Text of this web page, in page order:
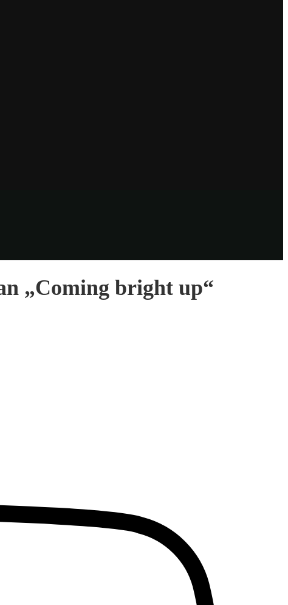
„Coming bright up“